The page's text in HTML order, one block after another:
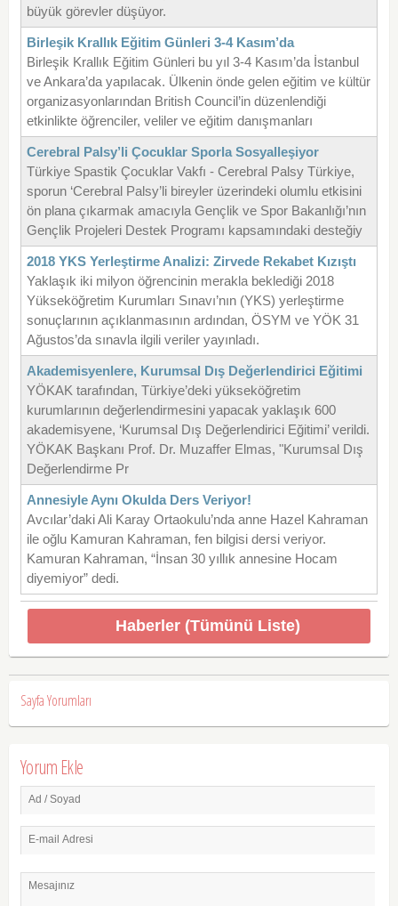
büyük görevler düşüyor.
Birleşik Krallık Eğitim Günleri 3-4 Kasım’da
Birleşik Krallık Eğitim Günleri bu yıl 3-4 Kasım’da İstanbul
ve Ankara’da yapılacak. Ülkenin önde gelen eğitim ve kültür
organizasyonlarından British Council’in düzenlendiği
etkinlikte öğrenciler, veliler ve eğitim danışmanları
Cerebral Palsy’li Çocuklar Sporla Sosyalleşiyor
Türkiye Spastik Çocuklar Vakfı - Cerebral Palsy Türkiye,
sporun ‘Cerebral Palsy’li bireyler üzerindeki olumlu etkisini
ön plana çıkarmak amacıyla Gençlik ve Spor Bakanlığı’nın
Gençlik Projeleri Destek Programı kapsamındaki desteğiy
2018 YKS Yerleştirme Analizi: Zirvede Rekabet Kızıştı
Yaklaşık iki milyon öğrencinin merakla beklediği 2018
Yükseköğretim Kurumları Sınavı’nın (YKS) yerleştirme
sonuçlarının açıklanmasının ardından, ÖSYM ve YÖK 31
Ağustos’da sınavla ilgili veriler yayınladı.
Akademisyenlere, Kurumsal Dış Değerlendirici Eğitimi
YÖKAK tarafından, Türkiye’deki yükseköğretim
kurumlarının değerlendirmesini yapacak yaklaşık 600
akademisyene, ‘Kurumsal Dış Değerlendirici Eğitimi’ verildi.
YÖKAK Başkanı Prof. Dr. Muzaffer Elmas, "Kurumsal Dış
Değerlendirme Pr
Annesiyle Aynı Okulda Ders Veriyor!
Avcılar’daki Ali Karay Ortaokulu’nda anne Hazel Kahraman
ile oğlu Kamuran Kahraman, fen bilgisi dersi veriyor.
Kamuran Kahraman, “İnsan 30 yıllık annesine Hocam
diyemiyor” dedi.
Haberler (Tümünü Liste)
Sayfa Yorumları
Yorum Ekle
Ad / Soyad
E-mail Adresi
Mesajınız